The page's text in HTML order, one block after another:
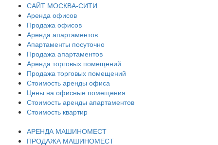
САЙТ МОСКВА-СИТИ
Аренда офисов
Продажа офисов
Аренда апартаментов
Апартаменты посуточно
Продажа апартаментов
Аренда торговых помещений
Продажа торговых помещений
Стоимость аренды офиса
Цены на офисные помещения
Стоимость аренды апартаментов
Стоимость квартир
АРЕНДА МАШИНОМЕСТ
ПРОДАЖА МАШИНОМЕСТ